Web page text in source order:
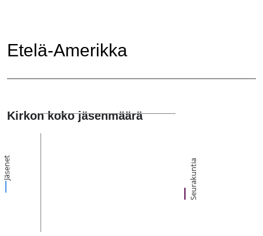
Etelä-Amerikka
Kirkon koko jäsenmäärä
Jäsenet Seurakuntia